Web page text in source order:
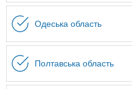
Одеська область
Полтавська область